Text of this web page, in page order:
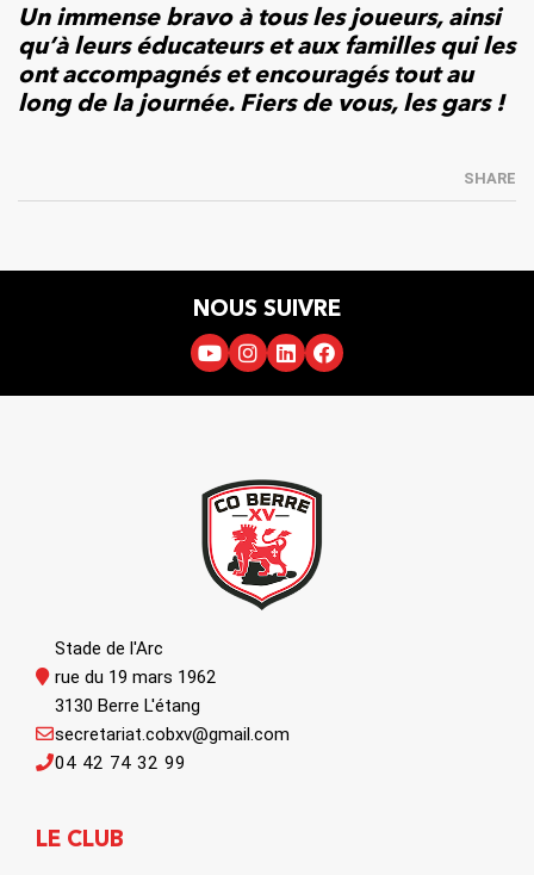
Un immense bravo à tous les joueurs, ainsi
qu’à leurs éducateurs et aux familles qui les
ont accompagnés et encouragés tout au
long de la journée. Fiers de vous, les gars !
SHARE
NOUS SUIVRE
Stade de l'Arc
rue du 19 mars 1962
3130 Berre L'étang
04 42 74 32 99
secretariat.cobxv@gmail.com
LE CLUB